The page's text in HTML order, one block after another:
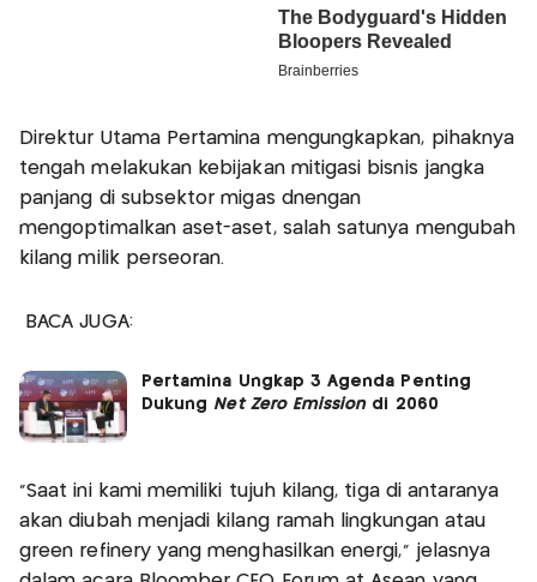
Direktur Utama Pertamina mengungkapkan, pihaknya
tengah melakukan kebijakan mitigasi bisnis jangka
panjang di subsektor migas dnengan
mengoptimalkan aset-aset, salah satunya mengubah
kilang milik perseoran.
BACA JUGA:
Pertamina Ungkap 3 Agenda Penting
Dukung Net Zero Emissiondi 2060
"Saat ini kami memiliki tujuh kilang, tiga di antaranya
akan diubah menjadi kilang ramah lingkungan atau
green refinery yang menghasilkan energi," jelasnya